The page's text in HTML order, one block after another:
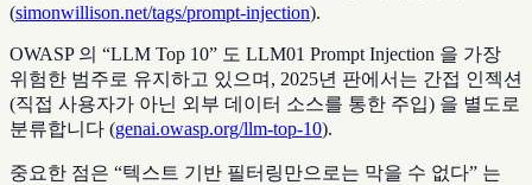
(simonwillison.net/tags/prompt-injection).
OWASP 의 “LLM Top 10” 도 LLM01 Prompt Injection 을 가장
위험한 범주로 유지하고 있으며, 2025년 판에서는 간접 인젝션
(직접 사용자가 아닌 외부 데이터 소스를 통한 주입) 을 별도로
분류합니다 (genai.owasp.org/llm-top-10).
중요한 점은 “텍스트 기반 필터링만으로는 막을 수 없다” 는